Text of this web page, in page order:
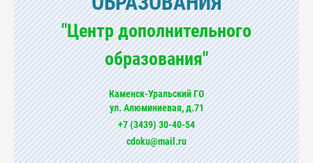
"Центр дополнительного
образования"
Каменск-Уральский ГО
ул. Алюминиевая, д.71
+7 (3439) 30-40-54
cdoku@mail.ru